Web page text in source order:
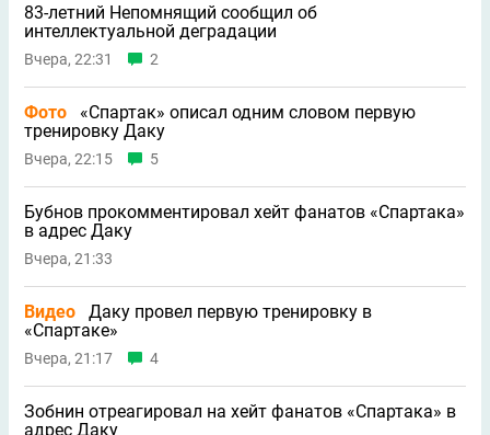
83-летний Непомнящий сообщил об
интеллектуальной деградации
Вчера, 22:31 2
Фото
«Спартак» описал одним словом первую
тренировку Даку
Вчера, 22:15 5
Бубнов прокомментировал хейт фанатов «Спартака»
в адрес Даку
Вчера, 21:33
Видео
Даку провел первую тренировку в
«Спартаке»
Вчера, 21:17 4
Зобнин отреагировал на хейт фанатов «Спартака» в
адрес Даку